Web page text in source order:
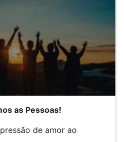
as Pessoas!
de amor ao